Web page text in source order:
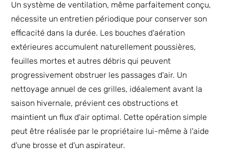
Un système de ventilation, même parfaitement conçu,
nécessite un entretien périodique pour conserver son
efficacité dans la durée. Les bouches d'aération
extérieures accumulent naturellement poussières,
feuilles mortes et autres débris qui peuvent
progressivement obstruer les passages d'air. Un
nettoyage annuel de ces grilles, idéalement avant la
saison hivernale, prévient ces obstructions et
maintient un flux d'air optimal. Cette opération simple
peut être réalisée par le propriétaire lui-même à l'aide
d'une brosse et d'un aspirateur.